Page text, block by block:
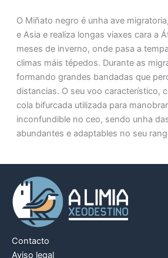
O Miñato negro é unha ave
e Asia e realiza longas viaxes cara a
meses de inverno, onde pasa a
climas máis tépedos. Durante as
formando grandes bandadas que
distancias. O seu voo característico,
cola bifurcada utilizada para
inconfundible no ceo, sendo unha
abundantes e adaptables no seu
Contacto
Aviso legal